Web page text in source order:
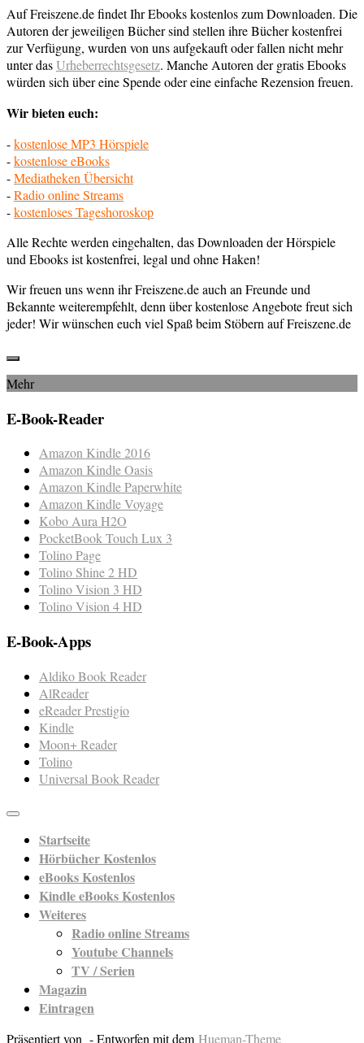
Auf Freiszene.de findet Ihr Ebooks kostenlos zum Downloaden. Die
Autoren der jeweiligen Bücher sind stellen ihre Bücher kostenfrei
zur Verfügung, wurden von uns aufgekauft oder fallen nicht mehr
unter dasUrheberrechtsgesetz. Manche Autoren der gratis Ebooks
würden sich über eine Spende oder eine einfache Rezension freuen.
Wir bieten euch:
-kostenlose MP3 Hörspiele
-kostenlose eBooks
-Mediatheken Übersicht
-Radio online Streams
-kostenloses Tageshoroskop
Alle Rechte werden eingehalten, das Downloaden der Hörspiele
und Ebooks ist kostenfrei, legal und ohne Haken!
Wir freuen uns wenn ihr Freiszene.de auch an Freunde und
Bekannte weiterempfehlt, denn über kostenlose Angebote freut sich
jeder! Wir wünschen euch viel Spaß beim Stöbern auf Freiszene.de
Mehr
E-Book-Reader
Amazon Kindle 2016
Amazon Kindle Oasis
Amazon Kindle Paperwhite
Amazon Kindle Voyage
Kobo Aura H2O
PocketBook Touch Lux 3
Tolino Page
Tolino Shine 2 HD
Tolino Vision 3 HD
Tolino Vision 4 HD
E-Book-Apps
Aldiko Book Reader
AlReader
eReader Prestigio
Kindle
Moon+ Reader
Tolino
Universal Book Reader
Startseite
Hörbücher Kostenlos
eBooks Kostenlos
Kindle eBooks Kostenlos
Weiteres
Radio online Streams
Youtube Channels
TV / Serien
Magazin
Eintragen
Präsentiert von - Entworfen mit dem Hueman-Theme